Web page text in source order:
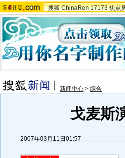
搜狐 ChinaRen 17173 焦点
新闻中心 > 综合
戈麦斯
2007年03月11日01:57